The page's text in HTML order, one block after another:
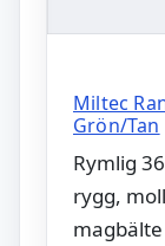
Miltec
Grön/Tan
Rymlig
rygg,